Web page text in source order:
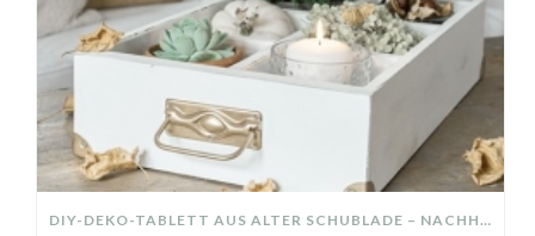
DIY-DEKO-TABLETT AUS ALTER SCHUBLADE – NACHHALTIGE HERBSTDEKO SELBER MACHEN!